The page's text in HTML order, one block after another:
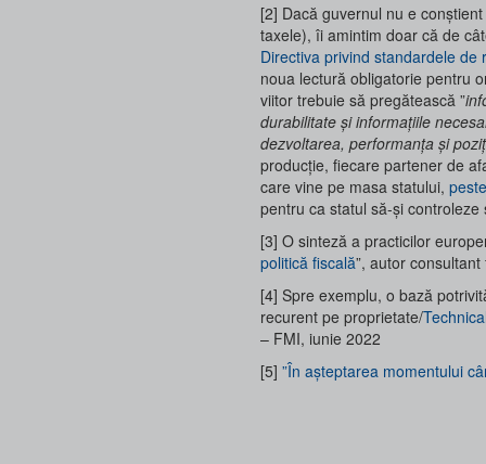
[2] Dacă guvernul nu e
taxele), îi amintim doar că de
Directiva privind standardele
noua lectură obligatorie pentru
viitor trebuie să pregătească ”
durabilitate și informațiile
dezvoltarea, performanța și
producție, fiecare partener de
care vine pe masa statului,
pentru ca statul să-și
[3] O sinteză a practicilor
politică fiscală”, autor
[4] Spre exemplu, o bază
recurent pe proprietate/
– FMI, iunie 2022
[5] ”În așteptarea momentului